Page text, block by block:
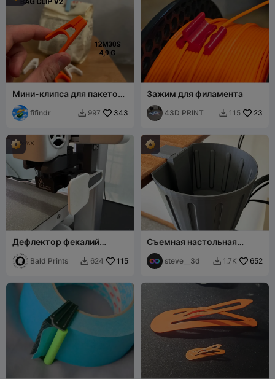
Мини-клипса для пакетов
V2
fifindr  997 343
Зажим для филамента
43D PRINT  115 23
Дефлектор фекалий
SPARKX i7
Bald Prints  624 115
Съемная настольная
корзина для мусора V2
steve__3d  1.7K 652